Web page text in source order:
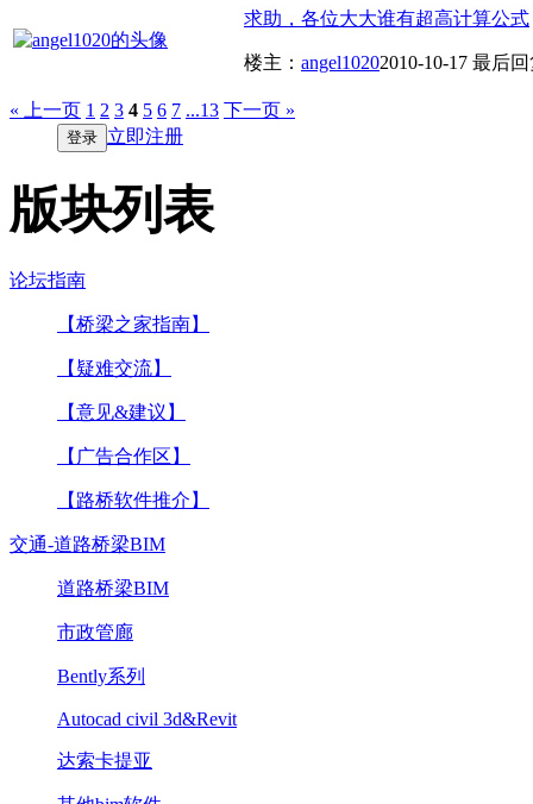
求助，各位大大谁有超高计算公式
楼主： angel10202010-10-17 最后
« 上一页 1 2 3 4 5 6 7 ...13 下一页 »
登录 立即注册
版块列表
论坛指南
【桥梁之家指南】
【疑难交流】
【意见&建议】
【广告合作区】
【路桥软件推介】
交通-道路桥梁BIM
道路桥梁BIM
市政管廊
Bently系列
Autocad civil 3d&Revit
达索卡提亚